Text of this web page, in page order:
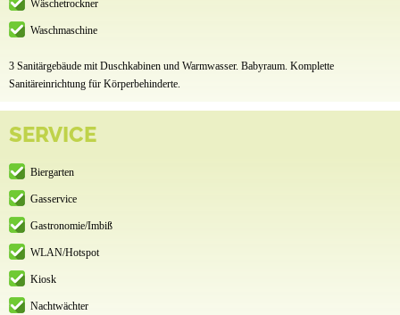
Wäschetrockner
Waschmaschine
3 Sanitärgebäude mit Duschkabinen und Warmwasser. Babyraum. Komplette
Sanitäreinrichtung für Körperbehinderte.
SERVICE
Biergarten
Gasservice
Gastronomie/Imbiß
WLAN/Hotspot
Kiosk
Nachtwächter